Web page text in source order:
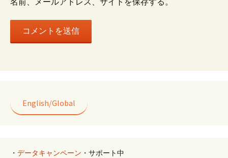
English/Global
・ データキャンペーン ・サポート中